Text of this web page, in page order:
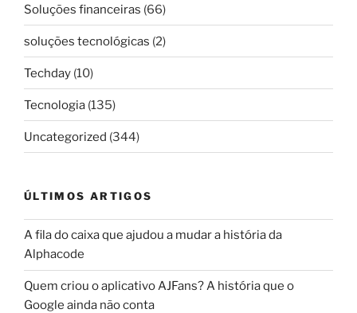
Soluções financeiras (66)
soluções tecnológicas (2)
Techday (10)
Tecnologia (135)
Uncategorized (344)
ÚLTIMOS ARTIGOS
A fila do caixa que ajudou a mudar a história da
Alphacode
Quem criou o aplicativo AJFans? A história que o
Google ainda não conta